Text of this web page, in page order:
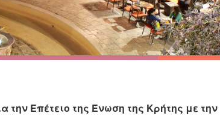
Επέτειο της Ένωση της Κρήτης με την